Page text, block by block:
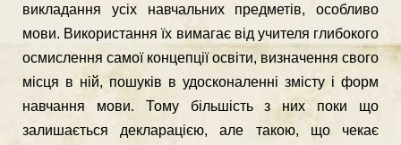
викладання усіх навчальних предметів, особливо
мови. Ви­користання їх вимагає від учителя глибокого
осмислення самої концепції освіти, визначення свого
місця в ній, пошуків в удосконаленні змісту і форм
навчання мови. Тому більшість з них поки що
залишається декларацією, але такою, що чекає